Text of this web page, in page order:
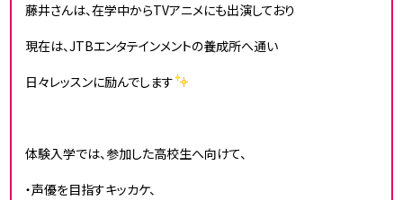
藤井さんは、在学中からTVアニメにも出演しており
現在は、JTBエンタテインメントの養成所へ通い
日々レッスンに励んでします
体験入学では、参加した高校生へ向けて、
・声優を目指すキッカケ、